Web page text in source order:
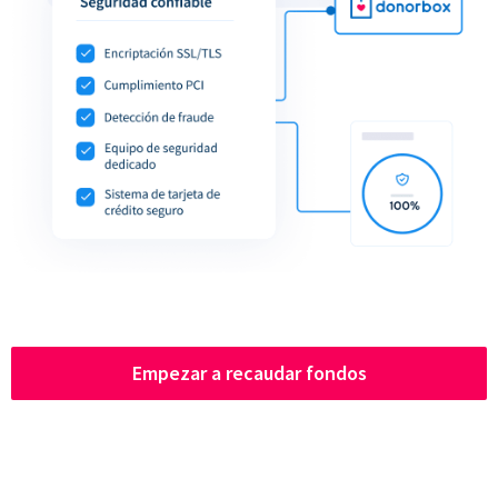
Empezar a recaudar fondos